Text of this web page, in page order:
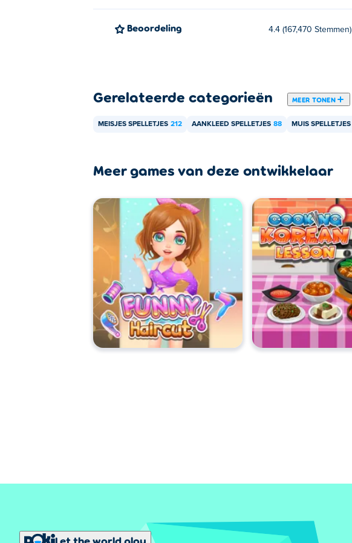
Beoordeling 4.4 (167,470 Stemmen)
Gerelateerde categorieën MEER TONEN
MEISJES SPELLETJES 212 AANKLEED SPELLETJES 88 MUIS SPELLETJES
Meer games van deze ontwikkelaar